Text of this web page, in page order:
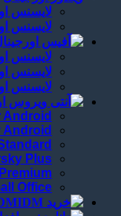
لایسنس
لایسنس
لایسنس
لایسنس
لایسنس
Android
Android
Plus
Office